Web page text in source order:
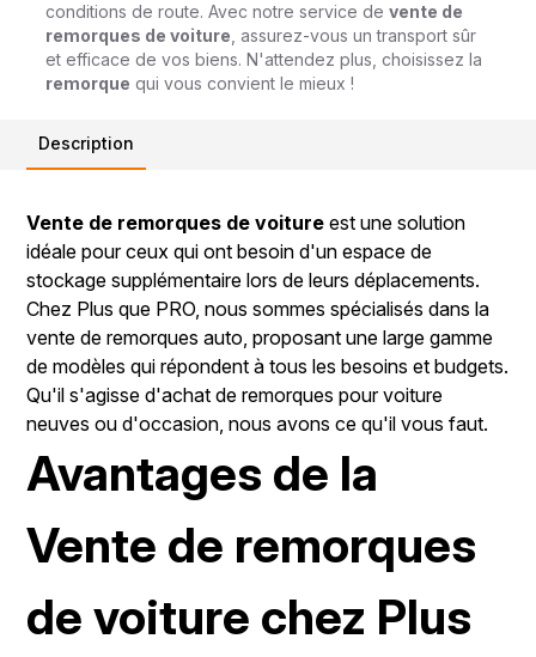
conditions de route. Avec notre service devente de
remorques de voiture , assurez-vous un transport sûr
et efficace de vos biens. N'attendez plus, choisissez la
remorque qui vous convient le mieux !
Description
Vente de remorques de voiture est une solution
idéale pour ceux qui ont besoin d'un espace de
stockage supplémentaire lors de leurs déplacements.
Chez Plus que PRO, nous sommes spécialisés dans la
vente de remorques auto, proposant une large gamme
de modèles qui répondent à tous les besoins et budgets.
Qu'il s'agisse d'achat de remorques pour voiture
neuves ou d'occasion, nous avons ce qu'il vous faut.
Avantages de la
Vente de remorques
de voiture chez Plus